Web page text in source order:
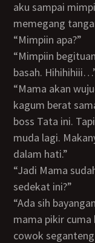
aku sampai
memegang
“Mimpiin apa?”
“Mimpiin begituan sama Mama. Besoknya… celanaku
basah.
“Mama akan wujudkan mimpi itu. Karena mama juga
kagum berat
boss Tata ini.
muda lagi.
dalam hati.”
“Jadi Mama sudah membayangkan kalau kita bakal
sedekat ini?”
“Ada sih bayangan itu… tapi samar - samar. Karena
mama pikir cuma
cowok